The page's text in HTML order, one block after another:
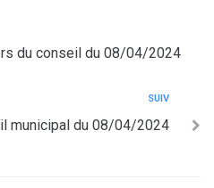
du conseil du 08/04/2024
SUIV
municipal du 08/04/2024